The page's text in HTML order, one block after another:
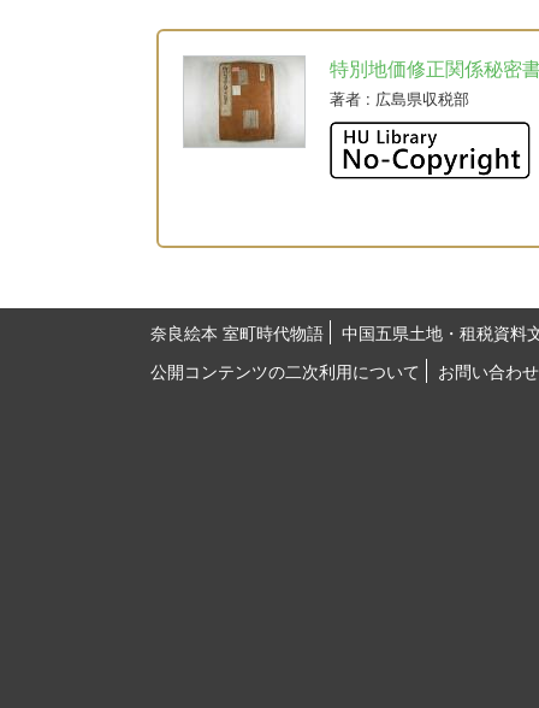
特別地価修正関係秘密
著者 : 広島県収税部
奈良絵本 室町時代物語
中国五県土地・租税資料
公開コンテンツの二次利用について
お問い合わせ